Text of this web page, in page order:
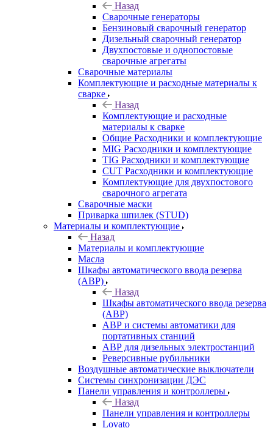
Назад
Сварочные генераторы
Бензиновый сварочный генератор
Дизельный сварочный генератор
Двухпостовые и однопостовые
сварочные агрегаты
Сварочные материалы
Комплектующие и расходные материалы к
сварке
Назад
Комплектующие и расходные
материалы к сварке
Общие Расходники и комплектующие
MIG Расходники и комплектующие
TIG Расходники и комплектующие
CUT Расходники и комплектующие
Комплектующие для двухпостового
сварочного агрегата
Сварочные маски
Приварка шпилек (STUD)
Материалы и комплектующие
Назад
Материалы и комплектующие
Масла
Шкафы автоматического ввода резерва
(АВР)
Назад
Шкафы автоматического ввода резерва
(АВР)
АВР и системы автоматики для
портативных станций
АВР для дизельных электростанций
Реверсивные рубильники
Воздушные автоматические выключатели
Системы синхронизации ДЭС
Панели управления и контроллеры
Назад
Панели управления и контроллеры
Lovato